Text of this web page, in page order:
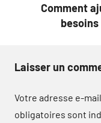
Comment
Laisser un
Votre adresse e-
obligatoires sont